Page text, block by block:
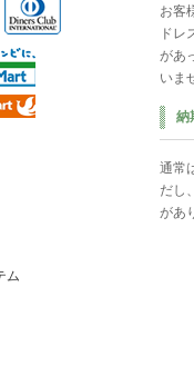
お客
ドレ
があ
いま
納
通常
だし
があ